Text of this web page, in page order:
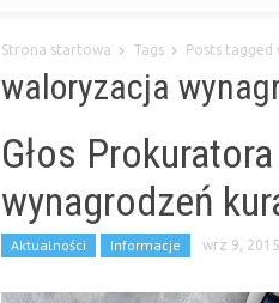
Strona startowa Tags Posts
waloryzacja
Głos
wynagrodzeń
Aktualności Informacje wrz 9, 2015